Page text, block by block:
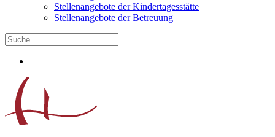
Stellenangebote der Kindertagesstätte
Stellenangebote der Betreuung